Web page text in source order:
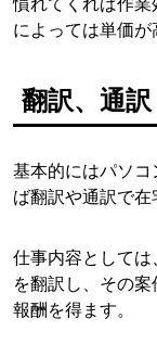
によっては単価が
翻訳、通訳
基本的にはパソ
ば翻訳や通訳で在
仕事内容として
を翻訳し、その
報酬を得ます。